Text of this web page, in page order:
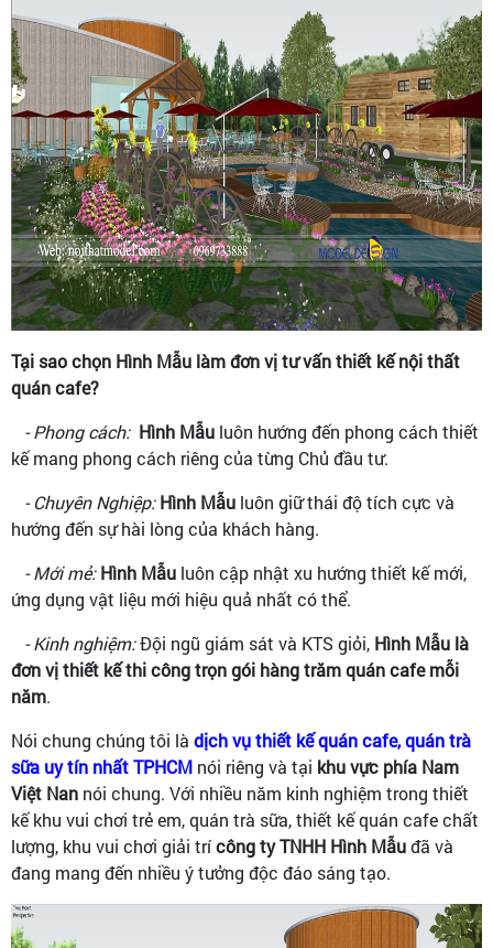
Tại sao chọn Hình Mẫu làm đơn vị tư vấn thiết kế nội thất
quán cafe?
- Phong cách: Hình Mẫu luôn hướng đến phong cách thiết
kế mang phong cách riêng của từng Chủ đầu tư.
- Chuyên Nghiệp: Hình Mẫu luôn giữ thái độ tích cực và
hướng đến sự hài lòng của khách hàng.
- Mới mẻ:Hình Mẫu luôn cập nhật xu hướng thiết kế mới,
ứng dụng vật liệu mới hiệu quả nhất có thể.
- Kinh nghiệm:Đội ngũ giám sát và KTS giỏi, Hình Mẫu là
đơn vị thiết kế thi công trọn gói hàng trăm quán cafe mỗi
năm.
Nói chung chúng tôi là dịch vụ thiết kế quán cafe, quán trà
sữa uy tín nhất TPHCM nói riêng và tại khu vực phía Nam
Việt Nan nói chung. Với nhiều năm kinh nghiệm trong thiết
kế khu vui chơi trẻ em, quán trà sữa, thiết kế quán cafe chất
lượng, khu vui chơi giải trícông ty TNHH Hình Mẫuđã và
đang mang đến nhiều ý tưởng độc đáo sáng tạo.